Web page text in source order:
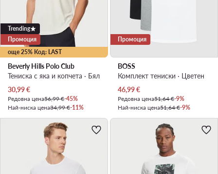
още 25% Код: LAST
Trending
Промоция
Beverly Hills Polo Club
Тениска с яка и копчета · Бял
Актуална цена
30,99€
Редовна цена56,99 €-45%
Най-ниска цена34,99 €-11%
Промоция
BOSS
Комплект тениски · Цветен
Актуална цена
46,99€
Редовна цена51,64 €-9%
Най-ниска цена51,64 €-9%